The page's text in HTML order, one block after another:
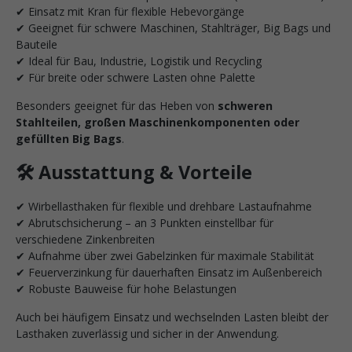
✔ Einsatz mit Kran für flexible Hebevorgänge
✔ Geeignet für schwere Maschinen, Stahlträger, Big Bags und
Bauteile
✔ Ideal für Bau, Industrie, Logistik und Recycling
✔ Für breite oder schwere Lasten ohne Palette
Besonders geeignet für das Heben von schweren
Stahlteilen, großen Maschinenkomponenten oder
gefüllten Big Bags.
🛠️ Ausstattung & Vorteile
✔ Wirbellasthaken für flexible und drehbare Lastaufnahme
✔ Abrutschsicherung – an 3 Punkten einstellbar für
verschiedene Zinkenbreiten
✔ Aufnahme über zwei Gabelzinken für maximale Stabilität
✔ Feuerverzinkung für dauerhaften Einsatz im Außenbereich
✔ Robuste Bauweise für hohe Belastungen
Auch bei häufigem Einsatz und wechselnden Lasten bleibt der
Lasthaken zuverlässig und sicher in der Anwendung.